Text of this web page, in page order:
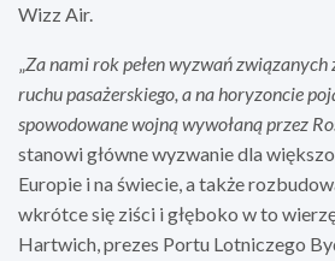
Wizz Air.
Za nami rok pełen wyzwań związanych
ruchu pasażerskiego, a na horyzoncie
spowodowane wojną wywołaną przez
stanowi główne wyzwanie dla
Europie i na świecie, a także
wkrótce się ziści i głęboko w to
Hartwich, prezes Portu Lotniczego